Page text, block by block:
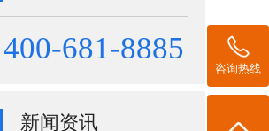
400-681-8885
新闻资讯
咨询热线